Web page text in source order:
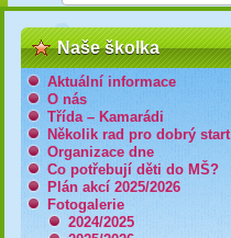
Naše školka
Aktuální informace
O nás
Třída – Kamarádi
Několik rad pro dobrý start
Organizace dne
Co potřebují děti do MŠ?
Plán akcí 2025/2026
Fotogalerie
2024/2025